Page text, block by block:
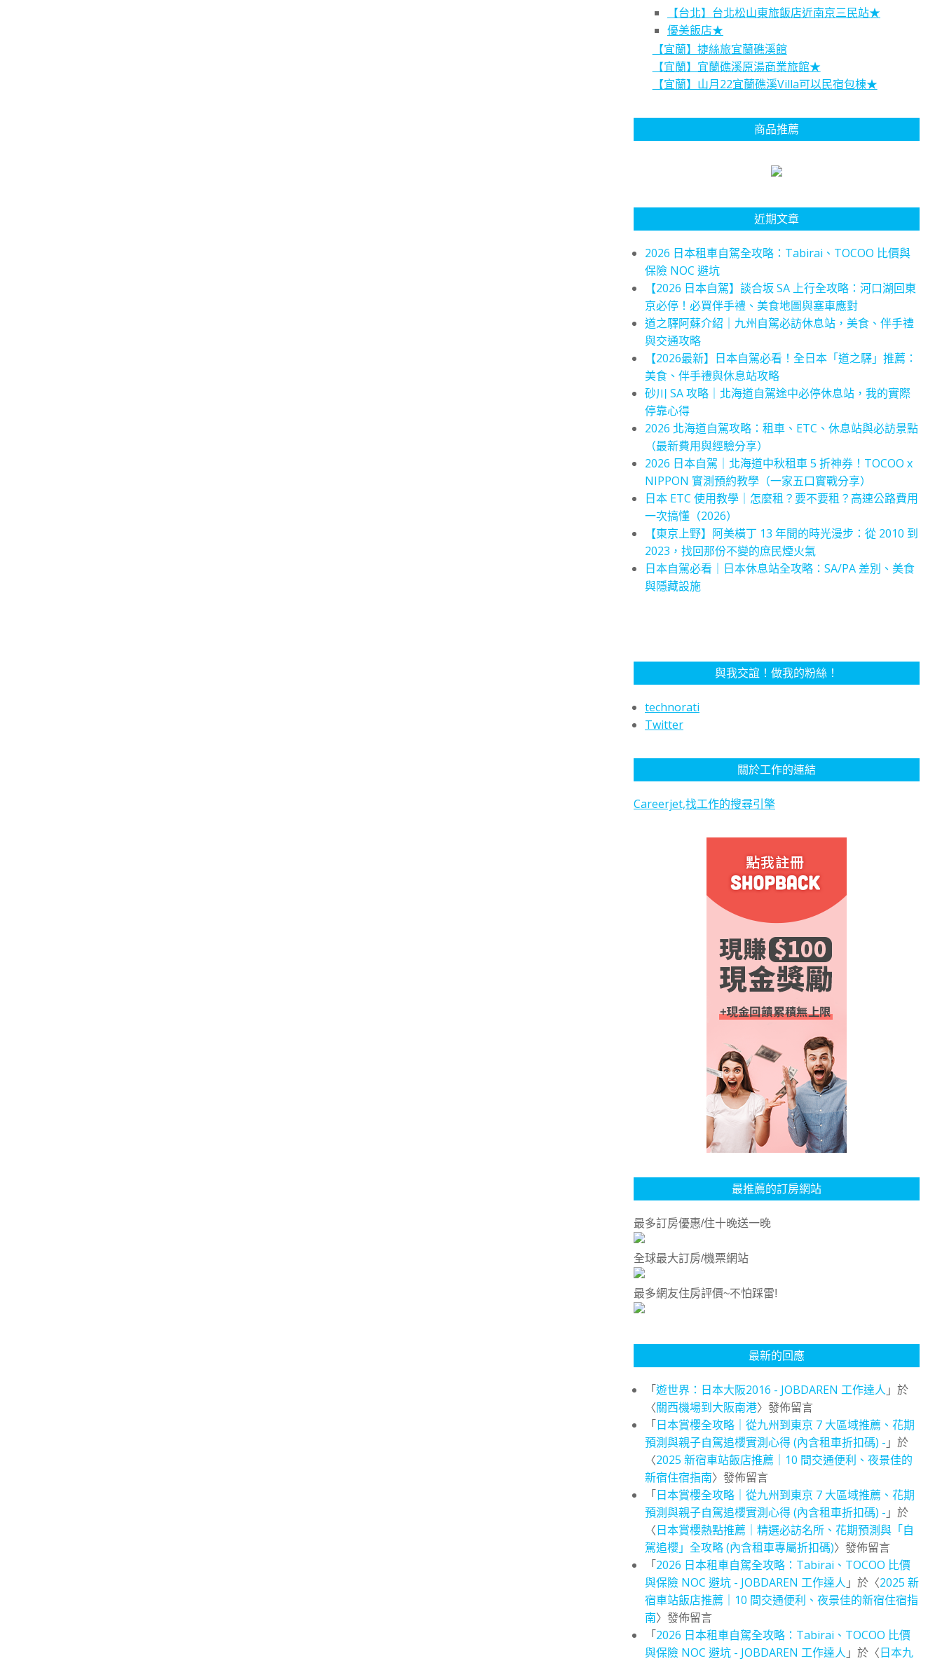
【台北】台北松山東旅飯店近南京三民站★
優美飯店★
【宜蘭】捷絲旅宜蘭礁溪館
【宜蘭】宜蘭礁溪原湯商業旅館★
【宜蘭】山月22宜蘭礁溪Villa可以民宿包棟★
商品推薦
近期文章
2026 日本租車自駕全攻略：Tabirai、TOCOO 比價與
保險 NOC 避坑
【2026 日本自駕】談合坂 SA 上行全攻略：河口湖回東
京必停！必買伴手禮、美食地圖與塞車應對
道之驛阿蘇介紹｜九州自駕必訪休息站，美食、伴手禮
與交通攻略
【2026最新】日本自駕必看！全日本「道之驛」推薦：
美食、伴手禮與休息站攻略
砂川 SA 攻略｜北海道自駕途中必停休息站，我的實際
停靠心得
2026 北海道自駕攻略：租車、ETC、休息站與必訪景點
（最新費用與經驗分享）
2026 日本自駕｜北海道中秋租車 5 折神券！TOCOO x
NIPPON 實測預約教學（一家五口實戰分享）
日本 ETC 使用教學｜怎麼租？要不要租？高速公路費用
一次搞懂（2026）
【東京上野】阿美橫丁 13 年間的時光漫步：從 2010 到
2023，找回那份不變的庶民煙火氣
日本自駕必看｜日本休息站全攻略：SA/PA 差別、美食
與隱藏設施
與我交誼！做我的粉絲！
technorati
Twitter
關於工作的連結
Careerjet,找工作的搜尋引擎
最推薦的訂房網站
最多訂房優惠/住十晚送一晚
全球最大訂房/機票網站
最多網友住房評價~不怕踩雷!
最新的回應
「遊世界：日本大阪2016 - JOBDAREN 工作達人 」於
〈關西機場到大阪南港〉發佈留言
「日本賞櫻全攻略｜從九州到東京 7 大區域推薦、花期
預測與親子自駕追櫻實測心得 (內含租車折扣碼) - 」於
〈2025 新宿車站飯店推薦｜10 間交通便利、夜景佳的
新宿住宿指南〉發佈留言
「日本賞櫻全攻略｜從九州到東京 7 大區域推薦、花期
預測與親子自駕追櫻實測心得 (內含租車折扣碼) - 」於
〈日本賞櫻熱點推薦｜精選必訪名所、花期預測與「自
駕追櫻」全攻略 (內含租車專屬折扣碼)〉發佈留言
「2026 日本租車自駕全攻略：Tabirai、TOCOO 比價
與保險 NOC 避坑 - JOBDAREN 工作達人 」於〈2025 新
宿車站飯店推薦｜10 間交通便利、夜景佳的新宿住宿指
南〉發佈留言
「2026 日本租車自駕全攻略：Tabirai、TOCOO 比價
與保險 NOC 避坑 - JOBDAREN 工作達人 」於〈日本九